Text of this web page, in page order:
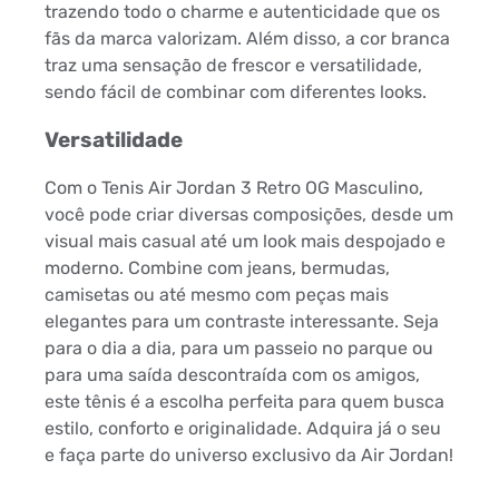
trazendo todo o charme e autenticidade que os
fãs da marca valorizam. Além disso, a cor branca
traz uma sensação de frescor e versatilidade,
sendo fácil de combinar com diferentes looks.
Versatilidade
Com o Tenis Air Jordan 3 Retro OG Masculino,
você pode criar diversas composições, desde um
visual mais casual até um look mais despojado e
moderno. Combine com jeans, bermudas,
camisetas ou até mesmo com peças mais
elegantes para um contraste interessante. Seja
para o dia a dia, para um passeio no parque ou
para uma saída descontraída com os amigos,
este tênis é a escolha perfeita para quem busca
estilo, conforto e originalidade. Adquira já o seu
e faça parte do universo exclusivo da Air Jordan!